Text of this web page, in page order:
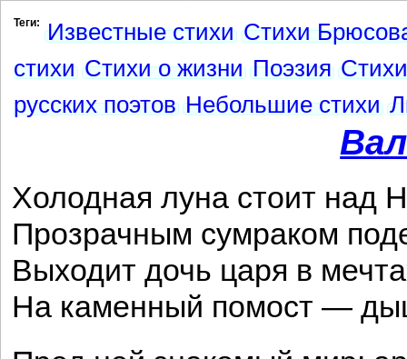
Теги: Известные стихи Стихи
стихи Стихи о жизни Поэзия
русских поэтов Небольшие стихи
Холодная луна стоит над
Прозрачным сумраком
Выходит дочь царя в
На каменный помост —